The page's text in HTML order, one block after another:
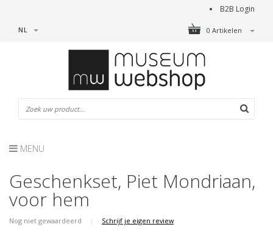
B2B Login
0 Artikelen
NL
MENU
Geschenkset, Piet Mondriaan,
voor hem
Nog niet gewaardeerd | Schrijf je eigen review